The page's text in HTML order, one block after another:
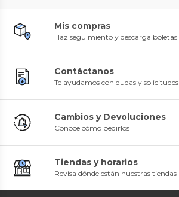
Mis compras
Haz seguimiento y descarga boletas
Contáctanos
Te ayudamos con dudas y solicitudes
Cambios y Devoluciones
Conoce cómo pedirlos
Tiendas y horarios
Revisa dónde están nuestras tiendas